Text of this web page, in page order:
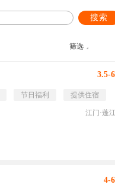
搜索
筛选
3.5-
节日福利 提供住宿
江门·蓬
4-